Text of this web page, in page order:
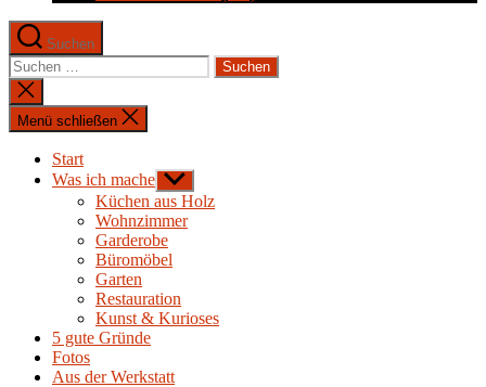
Suchen
Suchen
nach:
Suche
schließen
Menü schließen
Start
Was ich mache Untermenü
anzeigen
Küchen aus Holz
Wohnzimmer
Garderobe
Büromöbel
Garten
Restauration
Kunst & Kurioses
5 gute Gründe
Fotos
Aus der Werkstatt